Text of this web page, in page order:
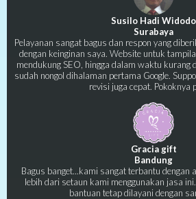
Susilo Hadi Widodo
Surabaya
Pelayanan sangat bagus dan respon yang
dengan keinginan saya. Website untuk
mendukung SEO, hingga dalam waktu kurang
sudah nongol dihalaman pertama Google.
revisi juga cepat. Pokoknya
Gracia gift
Bandung
Bagus banget...kami sangat terbantu dengan
lebih dari setaun kami menggunakan jasa
bantuan tetap dilayani dengan